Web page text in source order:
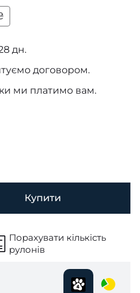
дн.
договором.
ми платимо вам.
Купити
Порахувати кількість
рулонів